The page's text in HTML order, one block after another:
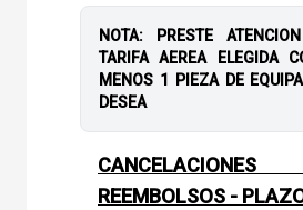
NOTA: PRESTE
TARIFA AEREA ELEGIDA
MENOS 1 PIEZA DE
DESEA
REEMBOLSOS -